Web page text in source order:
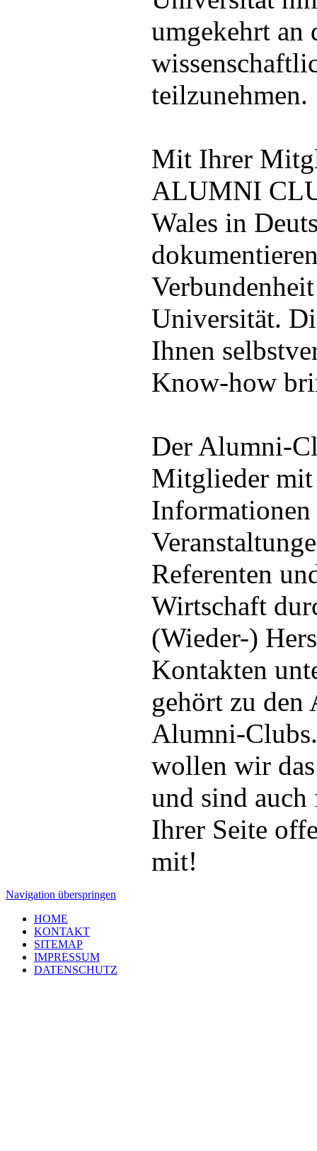
umgekehrt an
teilzunehmen.
Mit Ihrer
ALUMNI
Wales in
Universität.
Ihnen
Know-how
Der Alumni-
Mitglieder
Referenten
Wirtschaft
(Wieder-)
Kontakten
gehört zu den
Alumni-
wollen wir
und sind
Ihrer Seite
mit!
Navigation überspringen
HOME
KONTAKT
SITEMAP
IMPRESSUM
DATENSCHUTZ